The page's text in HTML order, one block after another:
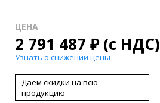
ЦЕНА
2 791 487 ₽(с НДС)
Узнать о снижении цены
Даём скидки на всю
продукцию